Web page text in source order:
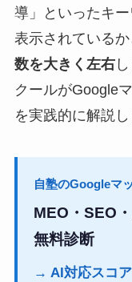
導」といったキ
表示されている
数を大きく左右
クールがGoogle
を実践的に解説し
自塾のGoogleマ
MEO・SEO
無料診断
→ AI対応スコア